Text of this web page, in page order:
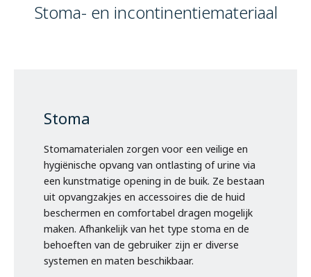
Stoma- en incontinentiemateriaal
Stoma
Stomamaterialen zorgen voor een veilige en
hygiënische opvang van ontlasting of urine via
een kunstmatige opening in de buik. Ze bestaan
uit opvangzakjes en accessoires die de huid
beschermen en comfortabel dragen mogelijk
maken. Afhankelijk van het type stoma en de
behoeften van de gebruiker zijn er diverse
systemen en maten beschikbaar.